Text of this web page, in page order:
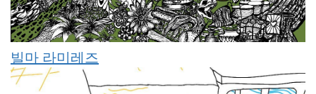
빌마 라미레즈